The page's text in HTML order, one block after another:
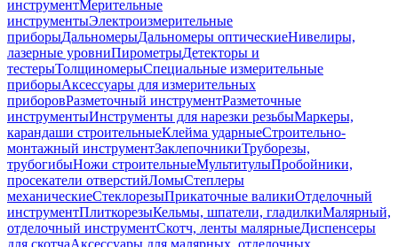
инструментМерительные
инструментыЭлектроизмерительные
приборыДальномерыДальномеры оптическиеНивелиры,
лазерные уровниПирометрыДетекторы и
тестерыТолщиномерыСпециальные измерительные
приборыАксессуары для измерительных
приборовРазметочный инструментРазметочные
инструментыИнструменты для нарезки резьбыМаркеры,
карандаши строительныеКлейма ударныеСтроительно-
монтажный инструментЗаклепочникиТруборезы,
трубогибыНожи строительныеМультитулыПробойники,
просекатели отверстийЛомыСтеплеры
механическиеСтеклорезыПрикаточные валикиОтделочный
инструментПлиткорезыКельмы, шпатели, гладилкиМалярный,
отделочный инструментСкотч, ленты малярныеДиспенсеры
для скотчаАксессуары для малярных, отделочных